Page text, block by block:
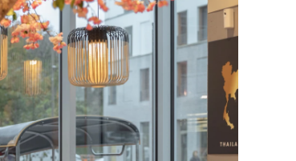
EN SAVOIR PLUS